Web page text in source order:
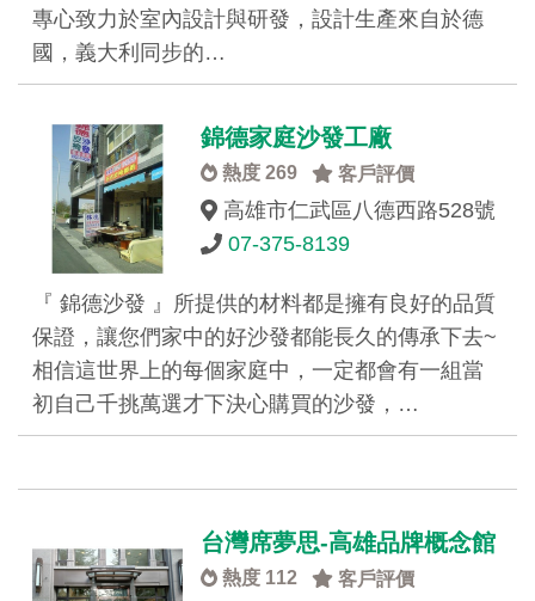
專心致力於室內設計與研發，設計生產來自於德
國，義大利同步的…
錦德家庭沙發工廠
熱度 269 客戶評價
高雄市仁武區八德西路528號
07-375-8139
『 錦德沙發 』所提供的材料都是擁有良好的品質
保證，讓您們家中的好沙發都能長久的傳承下去~
相信這世界上的每個家庭中，一定都會有一組當
初自己千挑萬選才下決心購買的沙發，…
台灣席夢思-高雄品牌概念館
熱度 112 客戶評價